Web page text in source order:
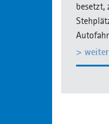
besetzt,
>